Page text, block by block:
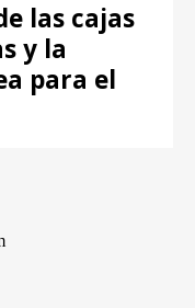
las cajas
y la
para el